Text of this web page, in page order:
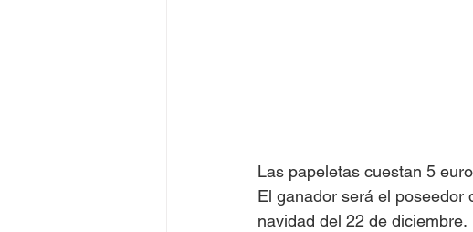
Las papeletas cuestan 5
El ganador será el poseedor
navidad del 22 de diciembre.